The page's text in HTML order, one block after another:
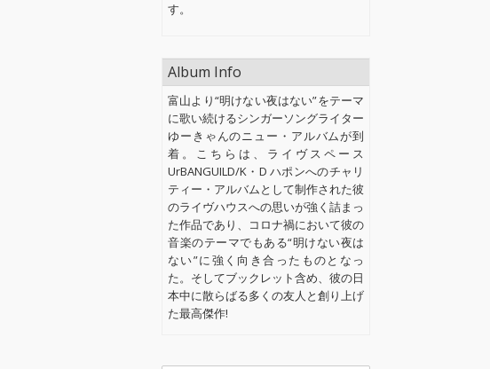
す。
Album Info
富山より“明けない夜はない”をテーマ
に歌い続けるシンガーソングライター
ゆーきゃんのニュー・アルバムが到
着。こちらは、ライヴスペース
UrBANGUILD/K・D ハポンへのチャリ
ティー・アルバムとして制作された彼
のライヴハウスへの思いが強く詰まっ
た作品であり、コロナ禍において彼の
音楽のテーマでもある“明けない夜は
ない”に強く向き合ったものとなっ
た。そしてブックレット含め、彼の日
本中に散らばる多くの友人と創り上げ
た最高傑作!